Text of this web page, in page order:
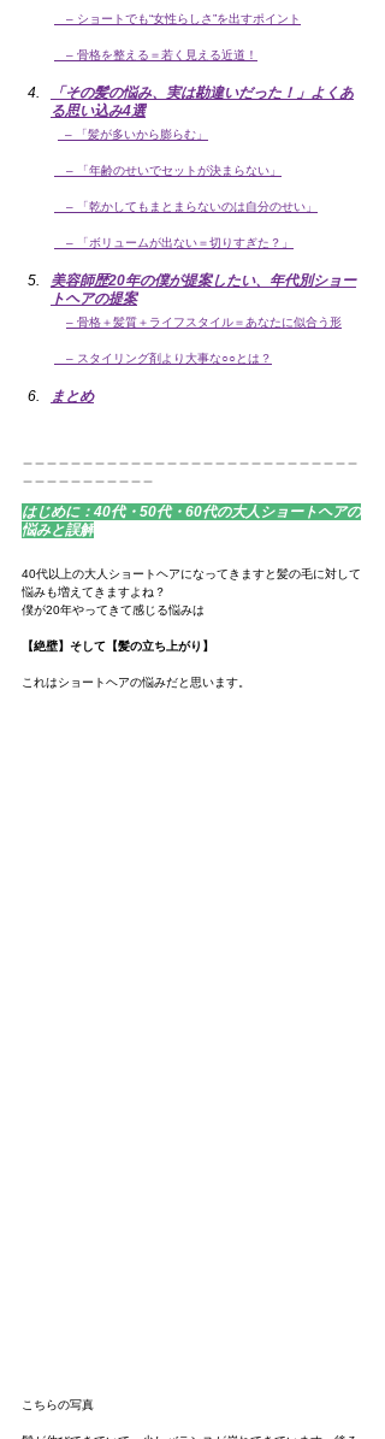
– ショートでも“女性らしさ”を出すポイント
– 骨格を整える＝若く見える近道！
「その髪の悩み、実は勘違いだった！」よくあ
る思い込み4選
– 「髪が多いから膨らむ」
– 「年齢のせいでセットが決まらない」
– 「乾かしてもまとまらないのは自分のせい」
– 「ボリュームが出ない＝切りすぎた？」
美容師歴20年の僕が提案したい、年代別ショー
トヘアの提案
– 骨格＋髪質＋ライフスタイル＝あなたに似合う形
– スタイリング剤より大事な○○とは？
まとめ
はじめに：40代・50代・60代の大人ショートヘアの
悩みと誤解
40代以上の大人ショートヘアになってきますと髪の毛に対して
悩みも増えてきますよね？
僕が20年やってきて感じる悩みは
【絶壁】そして【髪の立ち上がり】
これはショートヘアの悩みだと思います。
こちらの写真